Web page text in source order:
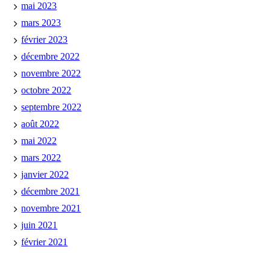
mai 2023
mars 2023
février 2023
décembre 2022
novembre 2022
octobre 2022
septembre 2022
août 2022
mai 2022
mars 2022
janvier 2022
décembre 2021
novembre 2021
juin 2021
février 2021